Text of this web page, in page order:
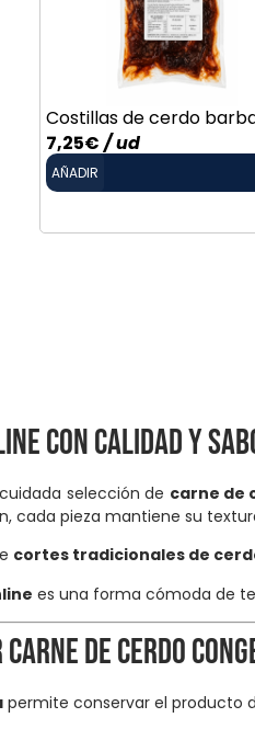
Costillas de cerdo
7,25€/ ud
AÑADIR
con calidad y
selección de carne de
cada pieza mantiene su
cortes tradicionales de
es una forma cómoda de
de cerdo
permite conservar el producto